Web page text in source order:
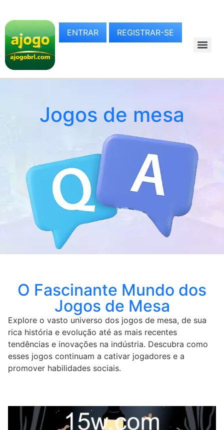
ENTRAR REGISTRAR-SE
Jogos de mesa
O Fascinante Mundo dos
Jogos de Mesa
Explore o vasto universo dos jogos de mesa, de sua
rica história e evolução até as mais recentes
tendências e inovações na indústria. Descubra como
esses jogos continuam a cativar jogadores e a
promover habilidades sociais.